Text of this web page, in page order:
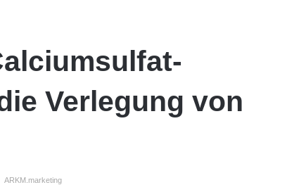
Verlegung von
ARKM.marketing